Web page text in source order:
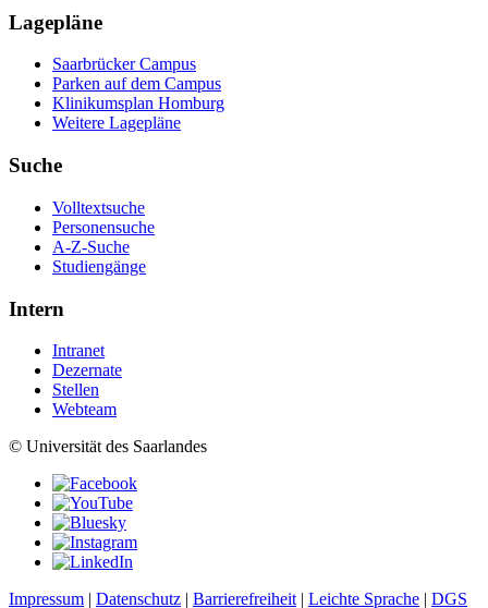
Lagepläne
Saarbrücker Campus
Parken auf dem Campus
Klinikumsplan Homburg
Weitere Lagepläne
Suche
Volltextsuche
Personensuche
A-Z-Suche
Studiengänge
Intern
Intranet
Dezernate
Stellen
Webteam
© Universität des Saarlandes
Impressum | Datenschutz | Barrierefreiheit | Leichte Sprache | DGS